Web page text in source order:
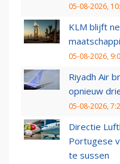
05-08-2026,
KLM blijft
05-08-2026,
Riyadh Air
opnieuw
05-08-2026,
Directie
Portugese
te sussen